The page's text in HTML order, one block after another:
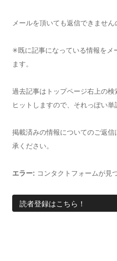
メールを頂いても返信できません
✳︎既に記事になっている情報をメ
ます。
過去記事はトップページ右上の
ヒットしますので、それっぽい単
掲載済みの情報についてのご返
承ください。
エラー: コンタクトフォームが見
読者登録はこちら！